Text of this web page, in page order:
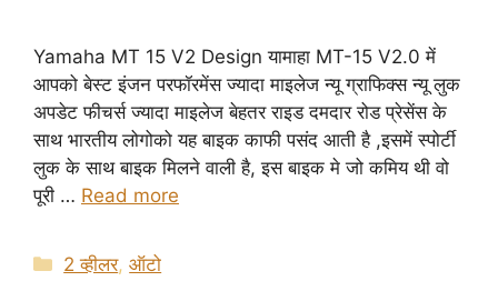
Yamaha MT 15 V2 Design यामाहा MT-15 V2.0 में
आपको बेस्ट इंजन परफॉरमेंस ज्यादा माइलेज न्यू ग्राफिक्स न्यू लुक
अपडेट फीचर्स ज्यादा माइलेज बेहतर राइड दमदार रोड प्रेसेंस के
साथ भारतीय लोगोको यह बाइक काफी पसंद आती है ,इसमें स्पोर्टी
लुक के साथ बाइक मिलने वाली है, इस बाइक मे जो कमिय थी वो
पूरी … Read more
Categories
2 व्हीलर,ऑटो